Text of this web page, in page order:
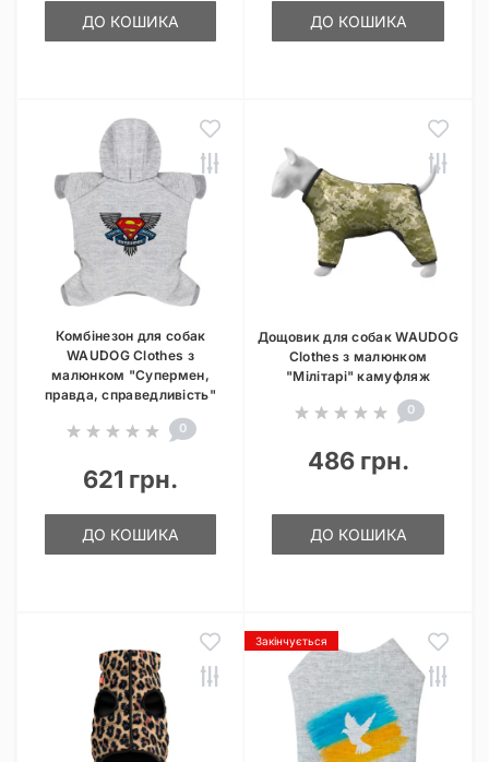
ДО КОШИКА ДО КОШИКА
Комбінезон для собак
WAUDOG Clothes з
малюнком "Супермен,
правда, справедливість"
0
621 грн.
ДО КОШИКА
Дощовик для собак WAUDOG
Clothes з малюнком
"Мілітарі" камуфляж
0
486 грн.
ДО КОШИКА
Закінчується